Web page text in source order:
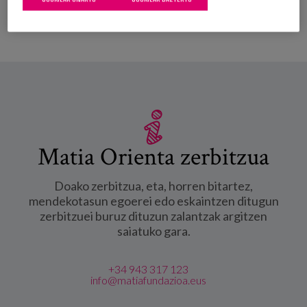
Matia Orienta zerbitzua
Doako zerbitzua, eta, horren bitartez,
mendekotasun egoerei edo eskaintzen ditugun
zerbitzuei buruz dituzun zalantzak argitzen
saiatuko gara.
+34 943 317 123
info@matiafundazioa.eus